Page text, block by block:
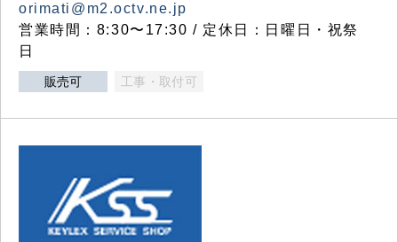
orimati@m2.octv.ne.jp
営業時間：8:30〜17:30 / 定休日：日曜日・祝祭
日
販売可 工事・取付可